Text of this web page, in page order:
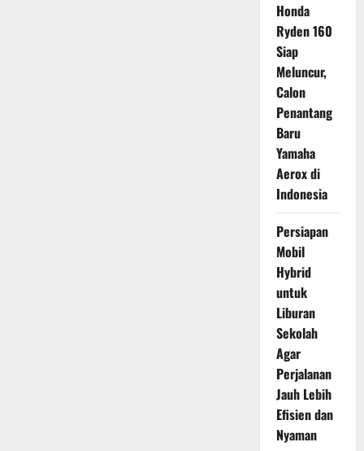
Honda
Ryden 160
Siap
Meluncur,
Calon
Penantang
Baru
Yamaha
Aerox di
Indonesia
Persiapan
Mobil
Hybrid
untuk
Liburan
Sekolah
Agar
Perjalanan
Jauh Lebih
Efisien dan
Nyaman